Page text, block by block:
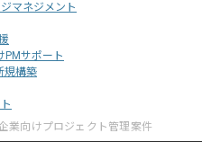
マネジメント
PMサポート
規構築
業向けプロジェクト管理案件